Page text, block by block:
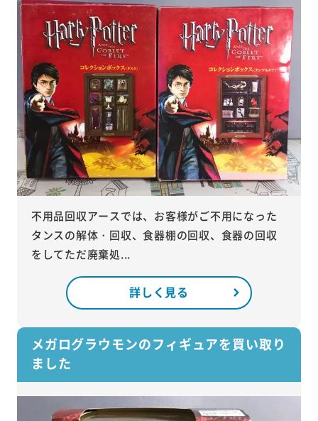
不用品回収アースでは、お客様がご不用になった
タンスの解体・回収、食器棚の回収、食器の回収
をしてただ廃棄処...
詳しく見る
メガログラウモンのフィギュアを買い取り
ました